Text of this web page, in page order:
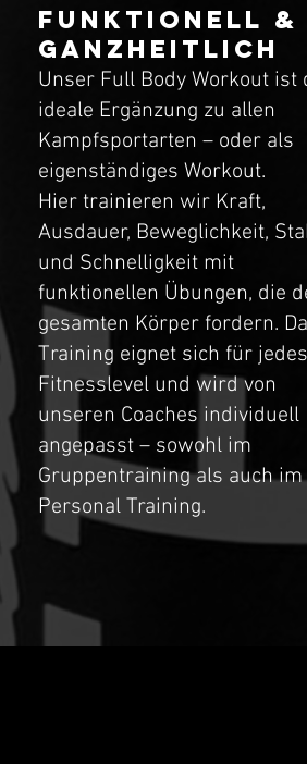
funktionell &
ganzheitlich
Unser Full Body Workout ist
ideale Ergänzung zu allen
Kampfsportarten – oder als
eigenständiges Workout.
Hier trainieren wir Kraft,
Ausdauer, Beweglichkeit,
und Schnelligkeit mit
funktionellen Übungen, die
gesamten Körper fordern.
Training eignet sich für jedes
Fitnesslevel und wird von
unseren Coaches individuell
angepasst – sowohl im
Gruppentraining als auch im
Personal Training.